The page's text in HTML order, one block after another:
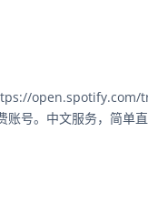
open.spotify.com/
号。中文服务，简单直